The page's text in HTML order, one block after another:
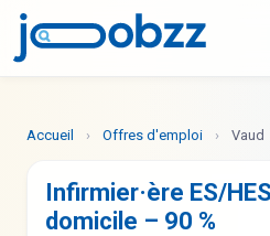
Accueil › Offres d'emploi › Vaud
Infirmier·ère ES/
domicile – 90 %